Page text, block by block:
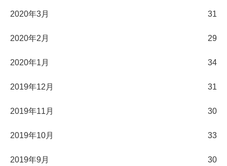
2020年3月 31
2020年2月 29
2020年1月 34
2019年12月 31
2019年11月 30
2019年10月 33
2019年9月 30